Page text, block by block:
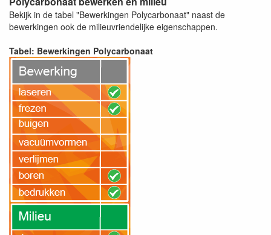
Bekijk in de tabel "Bewerkingen Polycarbonaat" naast de
bewerkingen ook de milieuvriendelijke eigenschappen.
Tabel: Bewerkingen Polycarbonaat